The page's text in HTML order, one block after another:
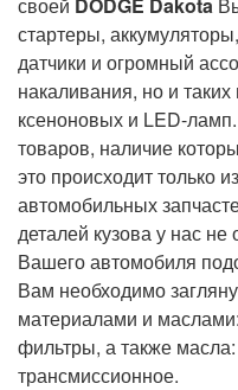
стартеры,
датчики и огромный
накаливания, но и
ксеноновых и LED-ламп.
товаров, наличие
это происходит только
автомобильных
деталей кузова у нас
Вашего автомобиля
Вам необходимо
материалами и маслами:
фильтры, а также
трансмиссионное.